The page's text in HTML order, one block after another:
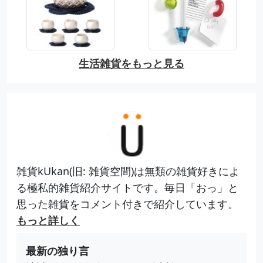
生活雑貨をもっと見る
雑貨kUkan(旧: 雑貨空間)は無類の雑貨好きによ
る極私的雑貨紹介サイトです。毎日「おっ」と
思った雑貨をコメント付きで紹介しています。
もっと詳しく
最新の独り言